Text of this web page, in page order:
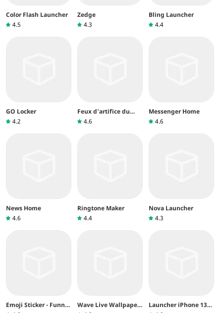
Color Flash Launcher
4.5
Zedge
4.3
Bling Launcher
4.4
GO Locker
4.2
Feux d'artifice du
nouvel an
4.6
Messenger Home
4.6
News Home
4.6
Ringtone Maker
4.4
Nova Launcher
4.3
Emoji Sticker - Funny
Wave Live Wallpapers
Launcher iPhone 13